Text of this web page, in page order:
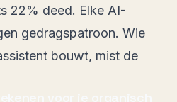
22% deed. Elke AI-
gedragspatroon. Wie
bouwt, mist de